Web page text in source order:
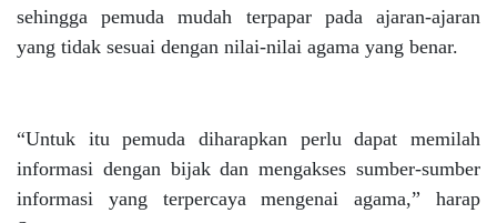
sehingga pemuda mudah terpapar pada ajaran-ajaran
yang tidak sesuai dengan nilai-nilai agama yang benar.
“Untuk itu pemuda diharapkan perlu dapat memilah
informasi dengan bijak dan mengakses sumber-sumber
informasi yang terpercaya mengenai agama,” harap